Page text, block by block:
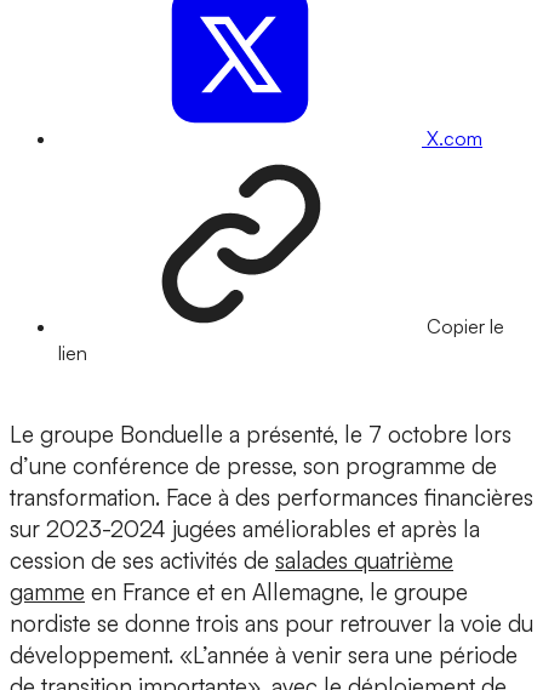
X.com
Copier le
lien
Le groupe Bonduelle a présenté, le 7 octobre lors
d’une conférence de presse, son programme de
transformation. Face à des performances financières
sur 2023-2024 jugées améliorables et après la
cession de ses activités de salades quatrième
gamme en France et en Allemagne, le groupe
nordiste se donne trois ans pour retrouver la voie du
développement. «L’année à venir sera une période